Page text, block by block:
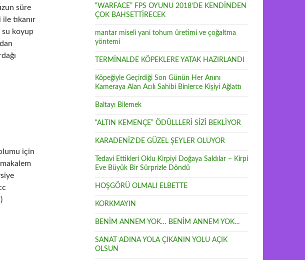
süre
tıkanır
su koyup
için
“WARFACE” FPS OYUNU 2018’DE KENDİNDEN
ÇOK BAHSETTİRECEK
mantar miseli yani tohum üretimi ve çoğaltma
yöntemi
TERMİNALDE KÖPEKLERE YATAK HAZIRLANDI
Köpeğiyle Geçirdiği Son Günün Her Anını
Kameraya Alan Acılı Sahibi Binlerce Kişiyi Ağlattı
Baltayı Bilemek
“ALTIN KEMENÇE” ÖDÜLLLERİ SİZİ BEKLİYOR
KARADENİZ’DE GÜZEL ŞEYLER OLUYOR
Tedavi Ettikleri Oklu Kirpiyi Doğaya Saldılar – Kirpi
Eve Büyük Bir Sürprizle Döndü
HOŞGÖRÜ OLMALI ELBETTE
KORKMAYIN
BENİM ANNEM YOK… BENİM ANNEM YOK…
SANAT ADINA YOLA ÇIKANIN YOLU AÇIK
OLSUN